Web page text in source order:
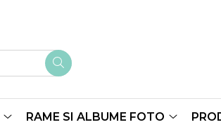
RAME SI ALBUME FOTO